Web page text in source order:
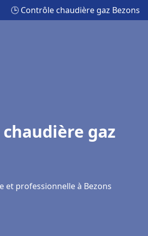
🕒 Contrôle chaudière gaz Bezons
gaz
et professionnelle à Bezons